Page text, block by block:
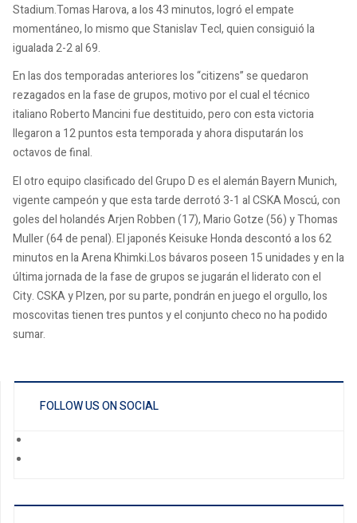
Stadium.Tomas Harova, a los 43 minutos, logró el empate
momentáneo, lo mismo que Stanislav Tecl, quien consiguió la
igualada 2-2 al 69.
En las dos temporadas anteriores los “citizens” se quedaron
rezagados en la fase de grupos, motivo por el cual el técnico
italiano Roberto Mancini fue destituido, pero con esta victoria
llegaron a 12 puntos esta temporada y ahora disputarán los
octavos de final.
El otro equipo clasificado del Grupo D es el alemán Bayern Munich,
vigente campeón y que esta tarde derrotó 3-1 al CSKA Moscú, con
goles del holandés Arjen Robben (17), Mario Gotze (56) y Thomas
Muller (64 de penal). El japonés Keisuke Honda descontó a los 62
minutos en la Arena Khimki.Los bávaros poseen 15 unidades y en la
última jornada de la fase de grupos se jugarán el liderato con el
City. CSKA y Plzen, por su parte, pondrán en juego el orgullo, los
moscovitas tienen tres puntos y el conjunto checo no ha podido
sumar.
FOLLOW US ON SOCIAL